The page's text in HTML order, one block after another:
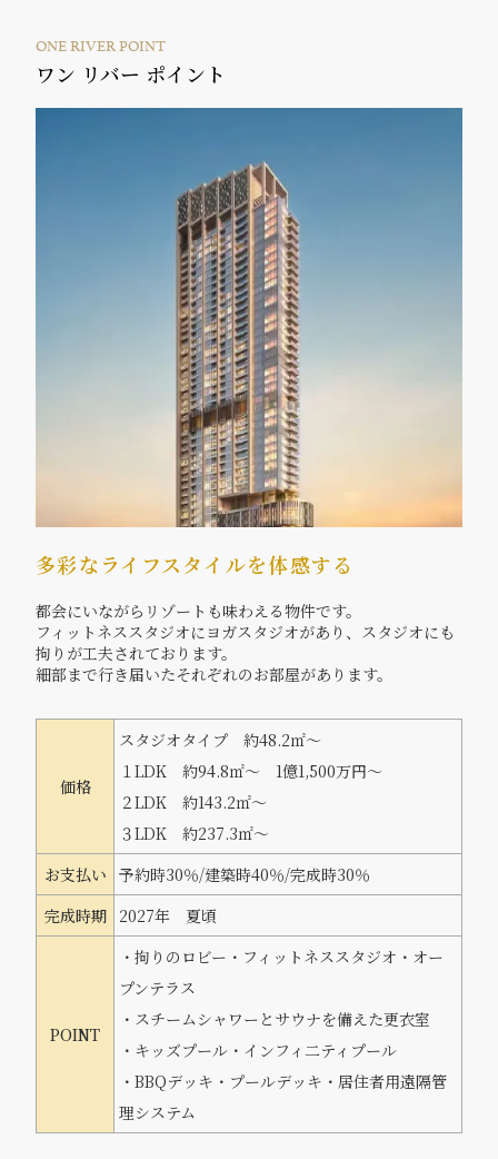
ONE RIVER POINT
ワン リバー ポイント
多彩なライフスタイルを体感する
都会にいながらリゾートも味わえる物件です。
フィットネススタジオにヨガスタジオがあり、スタジオにも
拘りが工夫されております。
細部まで行き届いたそれぞれのお部屋があります。
価格
スタジオタイプ 約48.2㎡～
１LDK 約94.8㎡～ 1億1,500万円～
２LDK 約143.2㎡～
３LDK 約237.3㎡～
お支払い 予約時30％/建築時40％/完成時30％
完成時期
2027年 夏頃
POINT
・拘りのロビー・フィットネススタジオ・オー
プンテラス
・スチームシャワーとサウナを備えた更衣室
・キッズプール・インフィ二ティプール
・BBQデッキ・プールデッキ・居住者用遠隔管
理システム